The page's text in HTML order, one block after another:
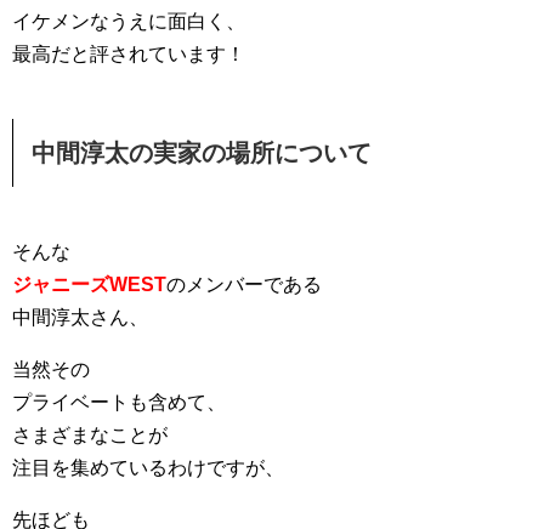
イケメンなうえに面白く、
最高だと評されています！
中間淳太の実家の場所について
そんな
ジャニーズWESTのメンバーである
中間淳太さん、
当然その
プライベートも含めて、
さまざまなことが
注目を集めているわけですが、
先ほども